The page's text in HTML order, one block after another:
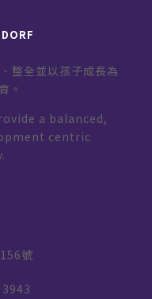
整全並以孩子成長為
。
a balanced,
centric
號